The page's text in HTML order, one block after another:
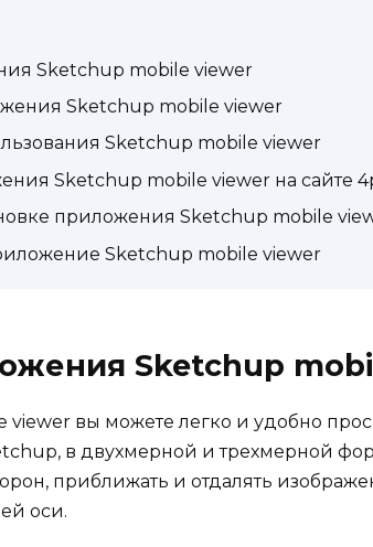
Sketchup mobile viewer
Sketchup mobile viewer
Sketchup mobile viewer
Sketchup mobile viewer на сайте
приложения Sketchup mobile
Sketchup mobile viewer
Sketchup
вы можете легко и удобно
в двухмерной и трехмерной
приближать и отдалять
оси.